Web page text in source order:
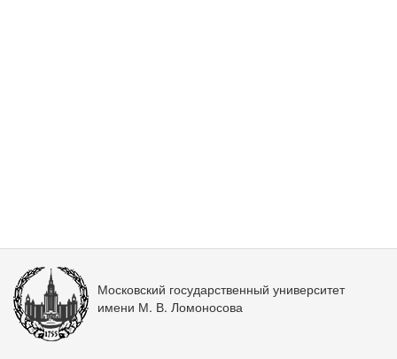
Московский государственный университет
имени М. В. Ломоносова